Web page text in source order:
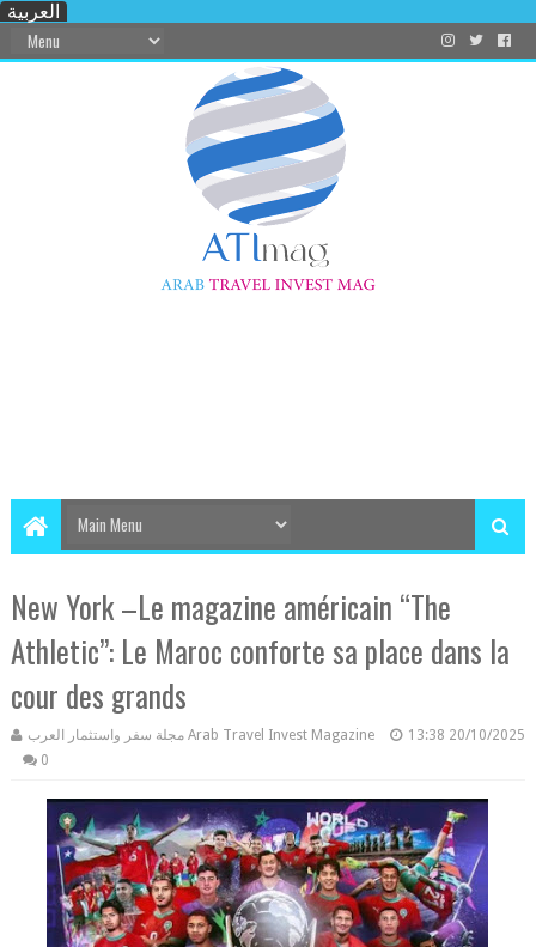
العربية
New York –Le magazine américain “The
Athletic”: Le Maroc conforte sa place dans la
cour des grands
مجلة سفر واستثمار العرب Arab Travel Invest Magazine 13:38 20/10/2025
0